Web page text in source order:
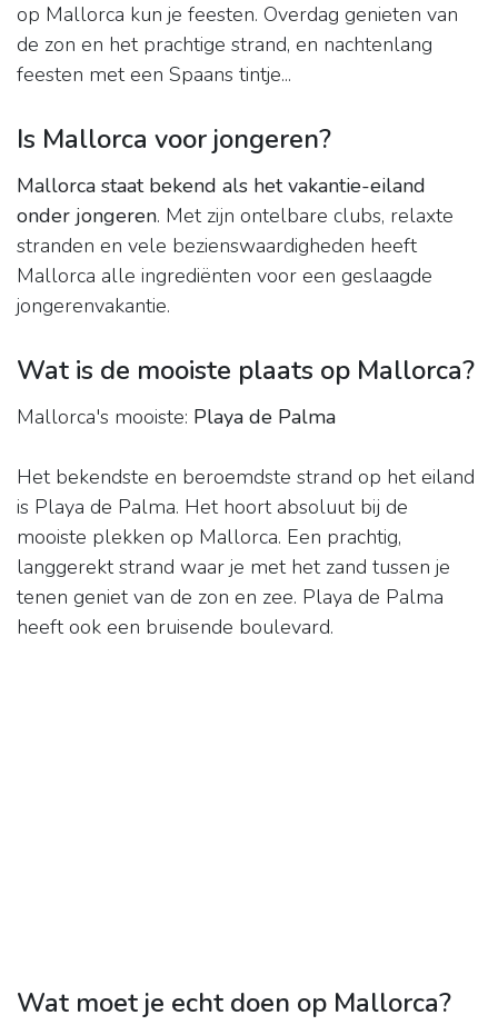
op Mallorca kun je feesten. Overdag genieten van
de zon en het prachtige strand, en nachtenlang
feesten met een Spaans tintje...
Is Mallorca voor jongeren?
Mallorca staat bekend als het vakantie-eiland
onder jongeren. Met zijn ontelbare clubs, relaxte
stranden en vele bezienswaardigheden heeft
Mallorca alle ingrediënten voor een geslaagde
jongerenvakantie.
Wat is de mooiste plaats op Mallorca?
Mallorca's mooiste: Playa de Palma
Het bekendste en beroemdste strand op het eiland
is Playa de Palma. Het hoort absoluut bij de
mooiste plekken op Mallorca. Een prachtig,
langgerekt strand waar je met het zand tussen je
tenen geniet van de zon en zee. Playa de Palma
heeft ook een bruisende boulevard.
Wat moet je echt doen op Mallorca?